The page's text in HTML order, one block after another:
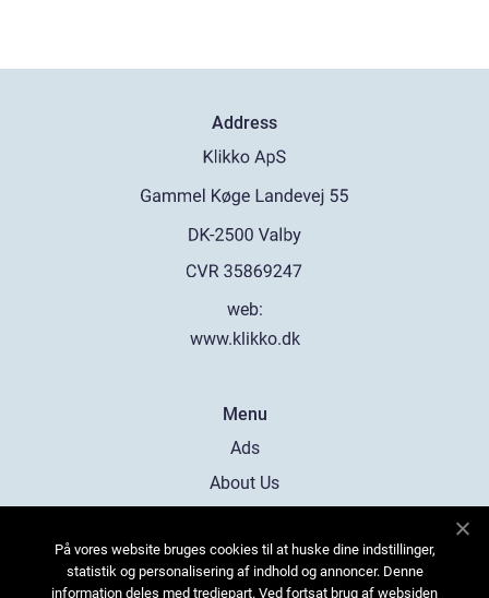
Address
web:
www.klikko.dk
Menu
Ads
About Us
Contact
Sitemap
På vores website bruges cookies til at huske dine indstillinger,
statistik og personalisering af indhold og annoncer. Denne
information deles med tredjepart. Ved fortsat brug af websiden